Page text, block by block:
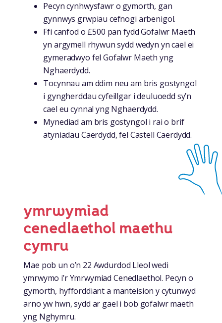
Pecyn cynhwysfawr o gymorth, gan
gynnwys grwpiau cefnogi arbenigol.
Ffi canfod o £500 pan fydd Gofalwr Maeth
yn argymell rhywun sydd wedyn yn cael ei
gymeradwyo fel Gofalwr Maeth yng
Nghaerdydd.
Tocynnau am ddim neu am bris gostyngol
i gyngherddau cyfeillgar i deuluoedd sy’n
cael eu cynnal yng Nghaerdydd.
Mynediad am bris gostyngol i rai o brif
atyniadau Caerdydd, fel Castell Caerdydd.
ymrwymiad
cenedlaethol maethu
cymru
Mae pob un o’n 22 Awdurdod Lleol wedi
ymrwymo i’r Ymrwymiad Cenedlaethol. Pecyn o
gymorth, hyfforddiant a manteision y cytunwyd
arno yw hwn, sydd ar gael i bob gofalwr maeth
yng Nghymru.